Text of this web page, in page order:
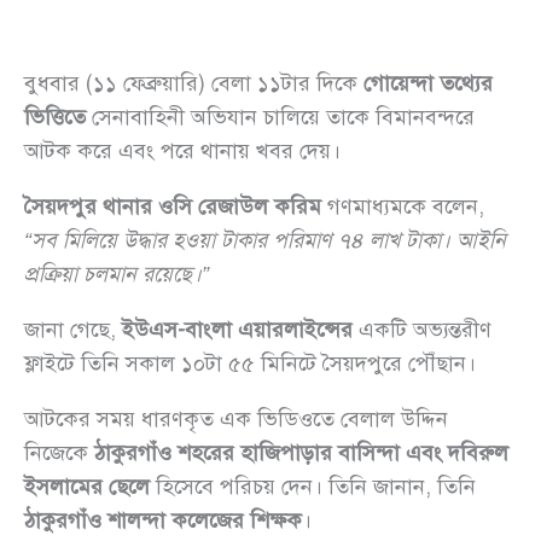
বুধবার (১১ ফেব্রুয়ারি) বেলা ১১টার দিকে গোয়েন্দা তথ্যের
ভিত্তিতেসেনাবাহিনী অভিযান চালিয়ে তাকে বিমানবন্দরে
আটক করে এবং পরে থানায় খবর দেয়।
সৈয়দপুর থানার ওসি রেজাউল করিমগণমাধ্যমকে বলেন,
“সব মিলিয়ে উদ্ধার হওয়া টাকার পরিমাণ ৭৪ লাখ টাকা। আইনি
প্রক্রিয়া চলমান রয়েছে।”
জানা গেছে,ইউএস-বাংলা এয়ারলাইন্সেরএকটি অভ্যন্তরীণ
ফ্লাইটে তিনি সকাল ১০টা ৫৫ মিনিটে সৈয়দপুরে পৌঁছান।
আটকের সময় ধারণকৃত এক ভিডিওতে বেলাল উদ্দিন
নিজেকেঠাকুরগাঁও শহরের হাজিপাড়ার বাসিন্দা এবং দবিরুল
ইসলামের ছেলেহিসেবে পরিচয় দেন। তিনি জানান, তিনি
ঠাকুরগাঁও শালন্দা কলেজের শিক্ষক।